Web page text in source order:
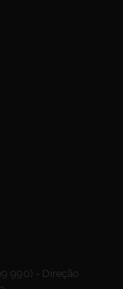
990) - Direção